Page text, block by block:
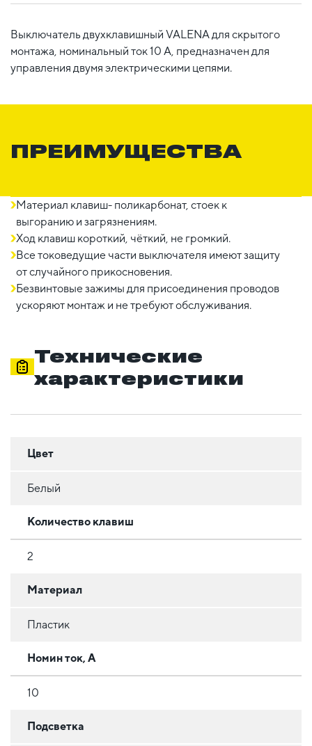
Выключатель двухклавишный VALENA для скрытого
монтажа, номинальный ток 10 А, предназначен для
управления двумя электрическими цепями.
ПРЕИМУЩЕСТВА
Материал клавиш- поликарбонат, стоек к
выгоранию и загрязнениям.
Ход клавиш короткий, чёткий, не громкий.
Все токоведущие части выключателя имеют защиту
от случайного прикосновения.
Безвинтовые зажимы для присоединения проводов
ускоряют монтаж и не требуют обслуживания.
Технические
характеристики
Цвет
Белый
Количество клавиш
2
Материал
Пластик
Номин ток, А
10
Подсветка